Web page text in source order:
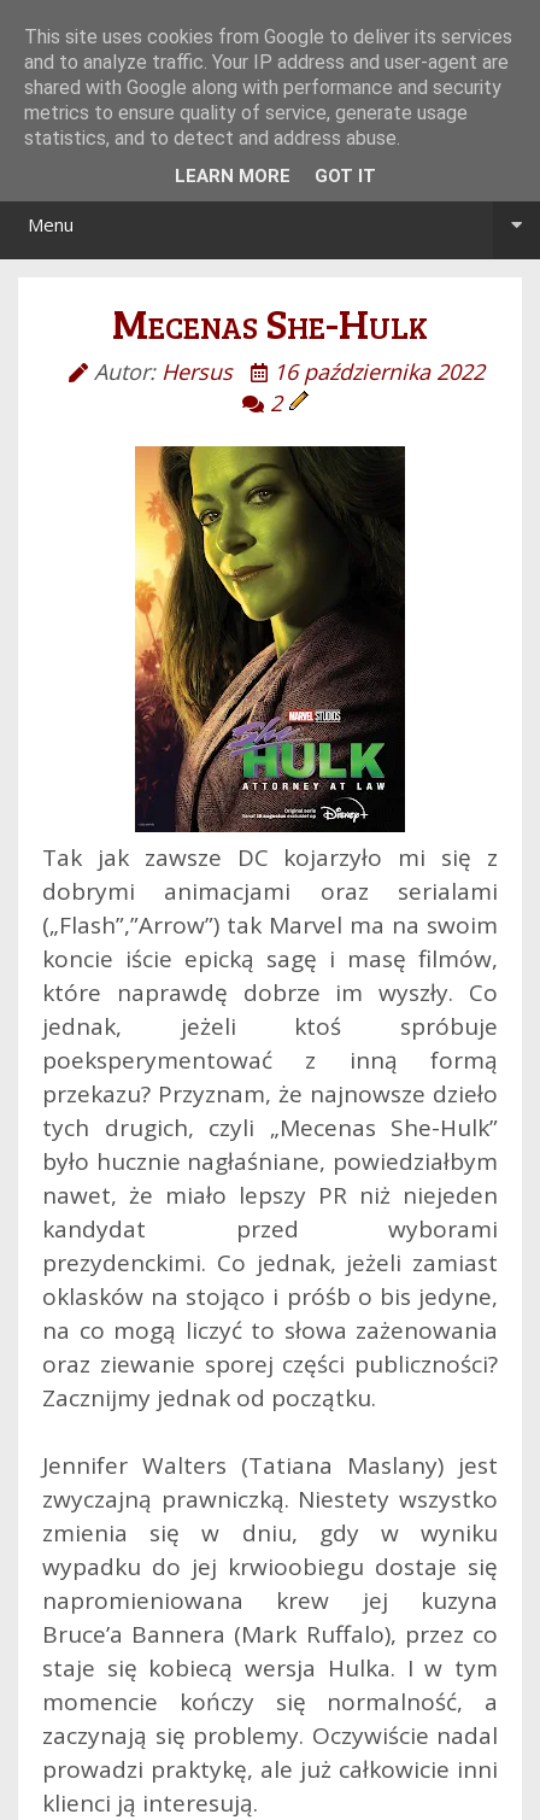
Menu
Mecenas She-Hulk
Autor: Hersus
16 października 2022
2
Tak jak zawsze DC kojarzyło mi się z
dobrymi animacjami oraz serialami
(„Flash”,”Arrow”) tak Marvel ma na swoim
koncie iście epicką sagę i masę filmów,
które naprawdę dobrze im wyszły. Co
jednak, jeżeli ktoś spróbuje
poeksperymentować z inną formą
przekazu? Przyznam, że najnowsze dzieło
tych drugich, czyli „Mecenas She-Hulk”
było hucznie nagłaśniane, powiedziałbym
nawet, że miało lepszy PR niż niejeden
kandydat przed wyborami
prezydenckimi. Co jednak, jeżeli zamiast
oklasków na stojąco i próśb o bis jedyne,
na co mogą liczyć to słowa zażenowania
oraz ziewanie sporej części publiczności?
Zacznijmy jednak od początku.
Jennifer Walters (Tatiana Maslany) jest
zwyczajną prawniczką. Niestety wszystko
zmienia się w dniu, gdy w wyniku
wypadku do jej krwioobiegu dostaje się
napromieniowana krew jej kuzyna
Bruce’a Bannera (Mark Ruffalo), przez co
staje się kobiecą wersja Hulka. I w tym
momencie kończy się normalność, a
zaczynają się problemy. Oczywiście nadal
prowadzi praktykę, ale już całkowicie inni
klienci ją interesują.
This site uses cookies from Google to deliver its services
and to analyze traffic. Your IP address and user-agent are
shared with Google along with performance and security
metrics to ensure quality of service, generate usage
statistics, and to detect and address abuse.
LEARN MORE GOT IT